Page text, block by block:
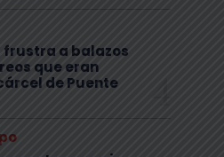
a balazos
que eran
de Puente